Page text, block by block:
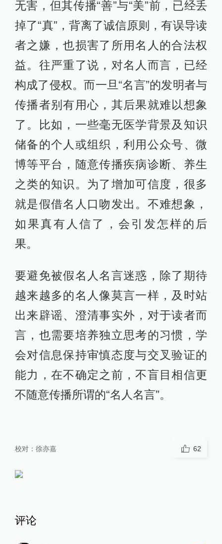
无害，但其传播“善”与“美”前，已经丢
掉了“真”，背离了诚信原则，有误导读
者之嫌，也损害了所用名人的合法权
益。往严重了说，对名人而言，已经
构成了侵权。而一旦“名言”的发明者与
传播者别有用心，其后果就难以想象
了。比如，一些毫无医学背景及知识
储备的个人或组织，利用公众号、微
博等平台，随意传播疾病诊断、养生
之类的知识。为了增加可信度，很多
就是假借名人口吻发出。不难想象，
如果真有人信了，会引发怎样的后
果。
要避免被假名人名言迷惑，除了期待
越来越多的名人像莫言一样，及时站
出来辟谣、澄清事实外，对于读者而
言，也需要培养独立思考的习惯，学
会对信息保持审慎态度与交叉验证的
能力，在不确定之前，不盲目相信更
不随意传播所谓的“名人名言”。
校对： 徐亦嘉 62
评论